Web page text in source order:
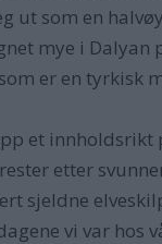
ut som en
mye i Dalyan
er en tyrkisk
et innholdsrikt
etter
sjeldne
vi var hos